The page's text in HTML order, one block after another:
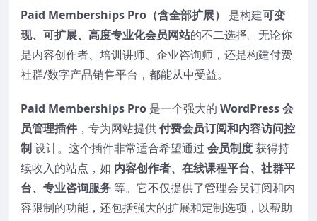
Paid Memberships Pro（含全部扩展） 是构建可变
现、可扩展、高度专业化会员网站的不二选择。无论你
是内容创作者、培训讲师、企业咨询师，还是构建付费
社群/数字产品销售平台，都能从中受益。
Paid Memberships Pro 是一个强大的 WordPress 会
员管理插件 ，专为网站提供付费会员订阅和内容访问控
制设计。这个插件非常适合希望通过 会员制度获得持
续收入的站点，如 内容创作者、在线课程平台、社群平
台、专业咨询服务 等。它不仅提供了管理会员订阅和内
容限制的功能，还包括强大的扩展和定制选项，以帮助